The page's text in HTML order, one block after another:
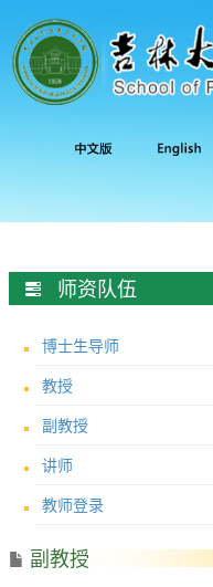
师资队伍
博士生导师
教授
副教授
讲师
教师登录
副教授